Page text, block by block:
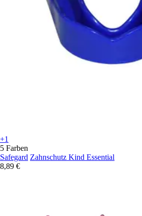
+1
5 Farben
Safegard Zahnschutz Kind Essential
8,89 €